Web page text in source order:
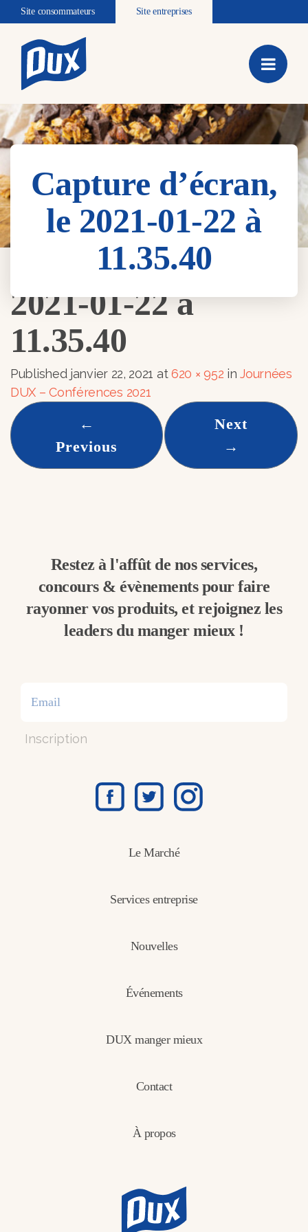
Site consommateurs Site entreprises
Capture d’écran,
le 2021-01-22 à
11.35.40
Capture d’écran, le
2021-01-22 à
11.35.40
Published janvier 22, 2021 at620 × 952 inJournées
DUX – Conférences 2021
←
Previous
Next
→
Restez à l'affût de nos services,
concours & évènements pour faire
rayonner vos produits, et rejoignez les
leaders du manger mieux !
Inscription
Le Marché
Services entreprise
Nouvelles
Événements
DUX manger mieux
Contact
À propos